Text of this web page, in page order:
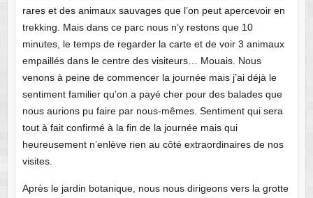
rares et des animaux sauvages que l’on peut apercevoir en
trekking. Mais dans ce parc nous n’y restons que 10
minutes, le temps de regarder la carte et de voir 3 animaux
empaillés dans le centre des visiteurs… Mouais. Nous
venons à peine de commencer la journée mais j’ai déjà le
sentiment familier qu’on a payé cher pour des balades que
nous aurions pu faire par nous-mêmes. Sentiment qui sera
tout à fait confirmé à la fin de la journée mais qui
heureusement n’enlève rien au côté extraordinaires de nos
visites.
Après le jardin botanique, nous nous dirigeons vers la grotte